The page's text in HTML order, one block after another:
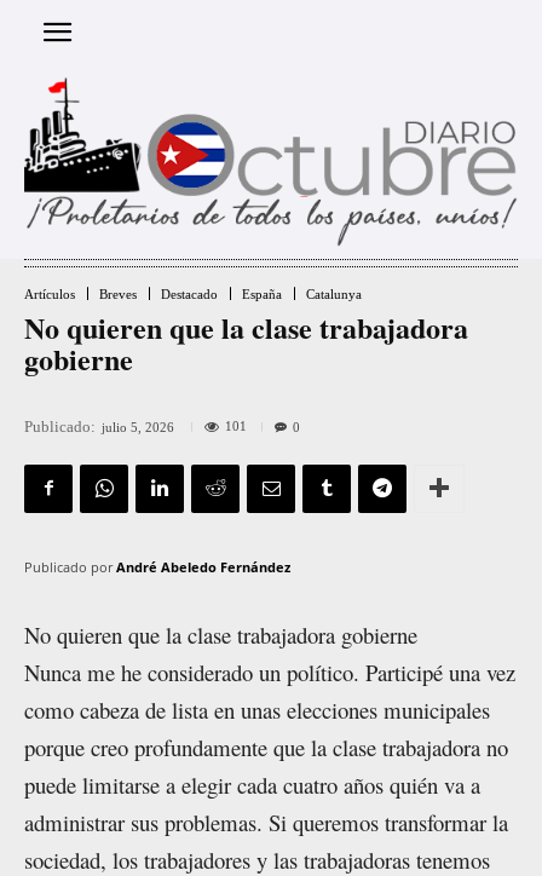
Artículos Breves Destacado España Catalunya
No quieren que la clase trabajadora
gobierne
Publicado: julio 5, 2026 101 0
Publicado por André Abeledo Fernández
No quieren que la clase trabajadora gobierne
Nunca me he considerado un político. Participé una vez
como cabeza de lista en unas elecciones municipales
porque creo profundamente que la clase trabajadora no
puede limitarse a elegir cada cuatro años quién va a
administrar sus problemas. Si queremos transformar la
sociedad, los trabajadores y las trabajadoras tenemos